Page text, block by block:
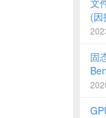
文
(
固